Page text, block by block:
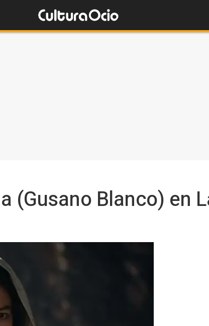
(Gusano Blanco) en